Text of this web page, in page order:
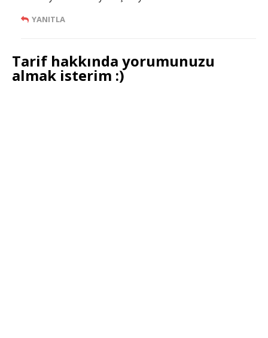
YANITLA
Tarif hakkında yorumunuzu
almak isterim :)